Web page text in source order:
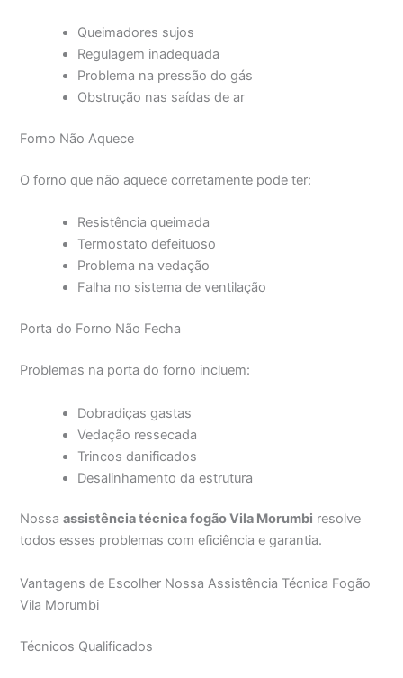
Queimadores sujos
Regulagem inadequada
Problema na pressão do gás
Obstrução nas saídas de ar
Forno Não Aquece
O forno que não aquece corretamente pode ter:
Resistência queimada
Termostato defeituoso
Problema na vedação
Falha no sistema de ventilação
Porta do Forno Não Fecha
Problemas na porta do forno incluem:
Dobradiças gastas
Vedação ressecada
Trincos danificados
Desalinhamento da estrutura
Nossaassistência técnica fogão Vila Morumbi resolve
todos esses problemas com eficiência e garantia.
Vantagens de Escolher Nossa Assistência Técnica Fogão
Vila Morumbi
Técnicos Qualificados